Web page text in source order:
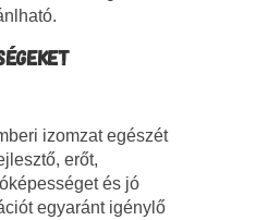
izomzat egészét
erőt,
és jó
egyaránt igénylő